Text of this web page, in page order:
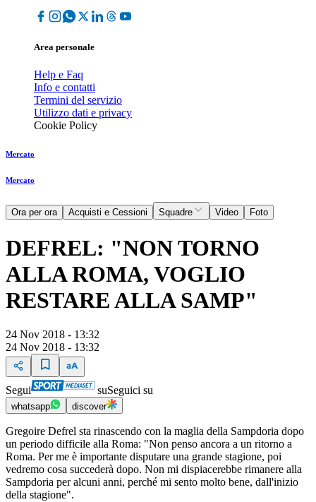
Area personale
Help e Faq
Info e contatti
Termini del servizio
Utilizzo dati e privacy
Cookie Policy
Mercato
Mercato
Ora per ora Acquisti e Cessioni Squadre Video Foto
DEFREL: "NON TORNO
ALLA ROMA, VOGLIO
RESTARE ALLA SAMP"
24 Nov 2018 - 13:32
24 Nov 2018 - 13:32
Segui suSeguici su
whatsapp discover
Gregoire Defrel sta rinascendo con la maglia della Sampdoria dopo
un periodo difficile alla Roma: "Non penso ancora a un ritorno a
Roma. Per me è importante disputare una grande stagione, poi
vedremo cosa succederà dopo. Non mi dispiacerebbe rimanere alla
Sampdoria per alcuni anni, perché mi sento molto bene, dall'inizio
della stagione".